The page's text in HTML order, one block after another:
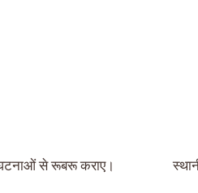
घटनाओं से रूबरू कराए।